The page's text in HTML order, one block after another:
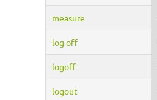
measure
log off
logoff
logout